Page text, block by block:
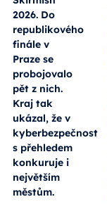
2026. Do
republikového
finále v
Praze se
probojovalo
pět z nich.
Kraj tak
ukázal, že v
kyberbezpečnosti
s přehledem
konkuruje i
největším
městům.